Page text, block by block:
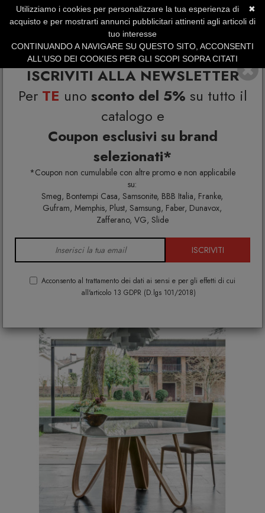
ISCRIVITI ALLA NEWSLETTER
Per TE uno sconto del 5% su tutto il
catalogo e
Coupon esclusivi su brand
selezionati*
*Coupon non cumulabile con altre promo e non applicabile
su:
Smeg, Bontempi Casa, Samsonite, BBB Italia, Franke,
Gufram, Memphis, Plust, Samsung, Faber, Dunavox,
Zafferano, VG, Slide
ISCRIVITI
Acconsento al trattamento dei dati ai sensi e per gli effetti di cui
all'articolo 13 GDPR (D.lgs 101/2018)
SERVIZIO CLIENTI +39.0773.470.562
SUMMER SALES | Fino al 40% di Sconto
Arredo interno Pagina 7
TAVOLI
ORDINA E FILTRA
✖
Utilizziamo i cookies per personalizzare la tua esperienza di
acquisto e per mostrarti annunci pubblicitari attinenti agli articoli di
tuo interesse
CONTINUANDO A NAVIGARE SU QUESTO SITO, ACCONSENTI
ALL'USO DEI COOKIES PER GLI SCOPI SOPRA CITATI